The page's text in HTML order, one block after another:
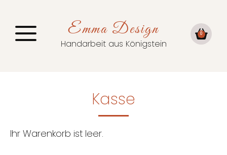
Emma Design
Handarbeit aus Königstein
0
Kasse
Ihr Warenkorb ist leer.